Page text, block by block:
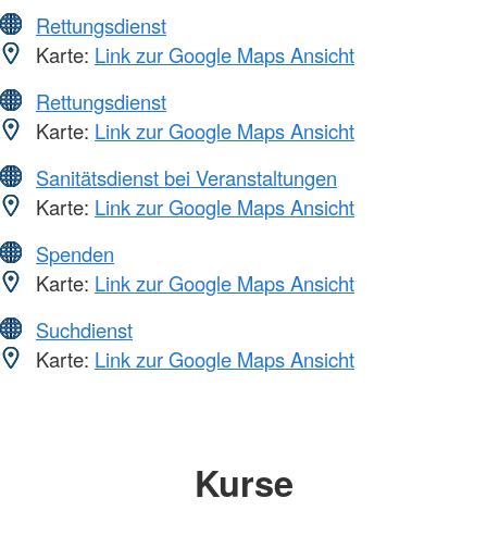
Rettungsdienst
Karte: Link zur Google Maps Ansicht
Rettungsdienst
Karte: Link zur Google Maps Ansicht
Sanitätsdienst bei Veranstaltungen
Karte: Link zur Google Maps Ansicht
Spenden
Karte: Link zur Google Maps Ansicht
Suchdienst
Karte: Link zur Google Maps Ansicht
Kurse